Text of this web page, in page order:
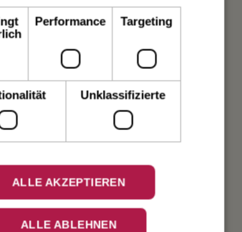
Performance Targeting
Unklassifizierte
ALLE AKZEPTIEREN
ALLE ABLEHNEN